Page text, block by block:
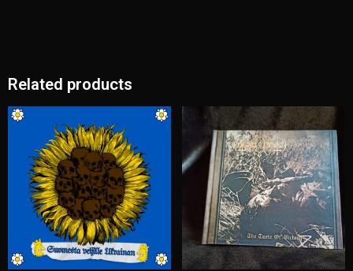
Related products